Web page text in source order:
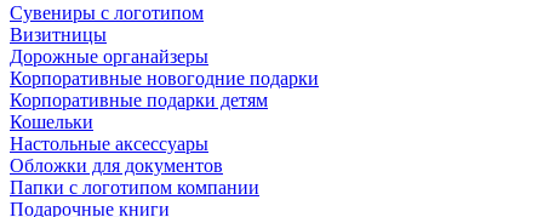
Сувениры с логотипом
Визитницы
Дорожные органайзеры
Корпоративные новогодние подарки
Корпоративные подарки детям
Кошельки
Настольные аксессуары
Обложки для документов
Папки с логотипом компании
Подарочные книги